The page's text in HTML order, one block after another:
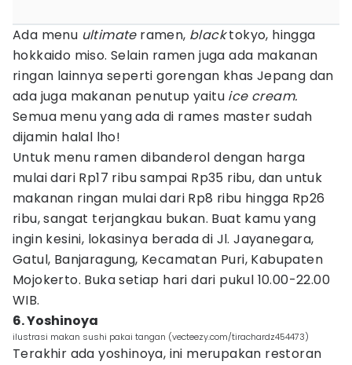
Ada menu ultimate ramen, blacktokyo, hingga
hokkaido miso. Selain ramen juga ada makanan
ringan lainnya seperti gorengan khas Jepang dan
ada juga makanan penutup yaitu ice cream.
Semua menu yang ada di rames master sudah
dijamin halal lho!
Untuk menu ramen dibanderol dengan harga
mulai dari Rp17 ribu sampai Rp35 ribu, dan untuk
makanan ringan mulai dari Rp8 ribu hingga Rp26
ribu, sangat terjangkau bukan. Buat kamu yang
ingin kesini, lokasinya berada di Jl. Jayanegara,
Gatul, Banjaragung, Kecamatan Puri, Kabupaten
Mojokerto. Buka setiap hari dari pukul 10.00-22.00
WIB.
6. Yoshinoya
ilustrasi makan sushi pakai tangan (vecteezy.com/tirachardz454473)
Terakhir ada yoshinoya, ini merupakan restoran